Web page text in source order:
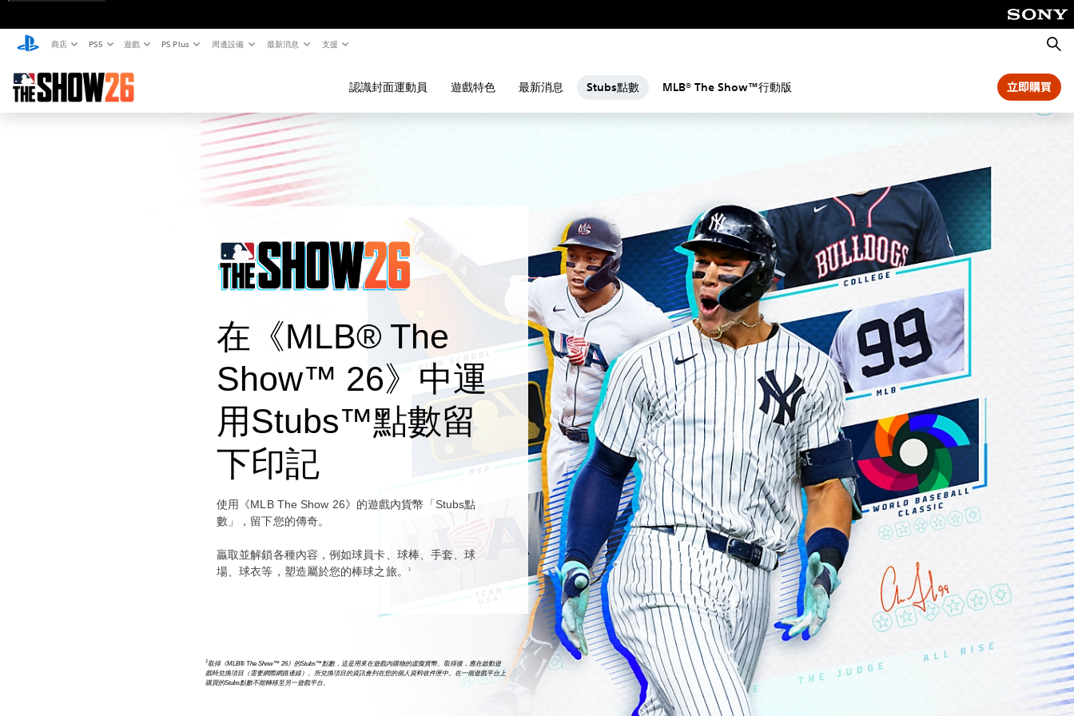
商店 PS5 遊戲 PS Plus 周邊設備 最新消息 支援
搜
尋
認識封面運動員 遊戲特色 最新消息 Stubs點數 MLB® The Show™行動版 立即購買
在《MLB® The
Show™ 26》中運
用Stubs™點數留
下印記
使用《MLB The Show 26》的遊戲內貨幣「Stubs點
數」，留下您的傳奇。
贏取並解鎖各種內容，例如球員卡、球棒、手套、球
場、球衣等，塑造屬於您的棒球之旅。
1
1取得《MLB® The Show™ 26》的Stubs™點數，這是用來在遊戲內購物的虛擬貨幣。取得後，應在啟動遊
戲時兌換項目（需要網際網路連線）。所兌換項目的資訊會列在您的個人資料收件匣中。在一個遊戲平台上
購買的Stubs點數不能轉移至另一遊戲平台。